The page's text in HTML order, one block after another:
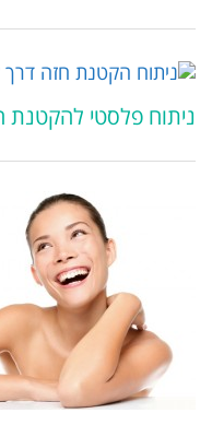
ניתוח פלסטי להקטנת